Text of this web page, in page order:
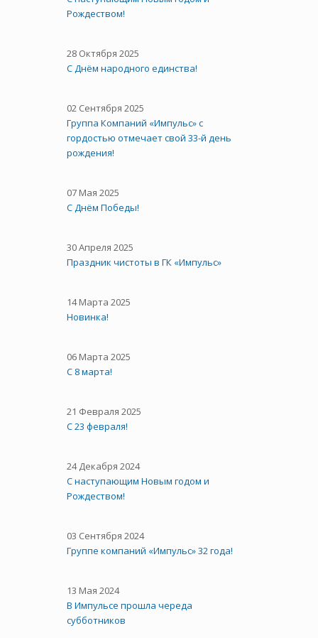
Рождеством!
28 Октября 2025
C Днём народного единства!
02 Сентября 2025
Группа Компаний «Импульс» с
гордостью отмечает свой 33-й день
рождения!
07 Мая 2025
С Днём Победы!
30 Апреля 2025
Праздник чистоты в ГК «Импульс»
14 Марта 2025
Новинка!
06 Марта 2025
С 8 марта!
21 Февраля 2025
С 23 февраля!
24 Декабря 2024
С наступающим Новым годом и
Рождеством!
03 Сентября 2024
Группе компаний «Импульс» 32 года!
13 Мая 2024
В Импульсе прошла череда
субботников